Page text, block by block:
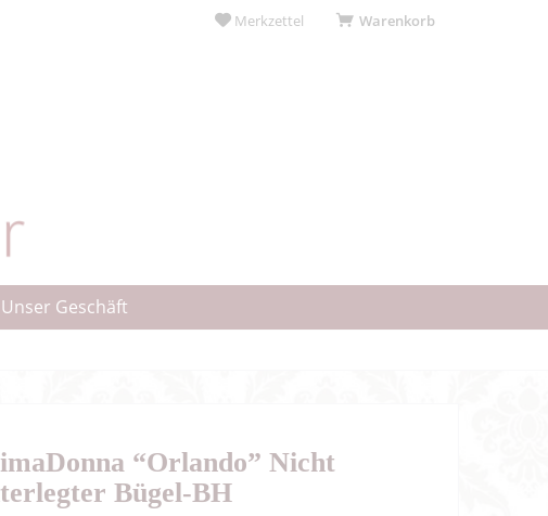
Warenkorb
Merkzettel
Unser Geschäft
“Orlando” Nicht
Bügel-BH